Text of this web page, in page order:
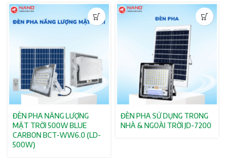
ĐÈN PHA NĂNG LƯỢNG
MẶT TRỜI 500W BLUE
CARBON BCT-WW6.0 (LD-
500W)
ĐÈN PHA SỬ DỤNG TRONG
NHÀ & NGOÀI TRỜI JD-7200